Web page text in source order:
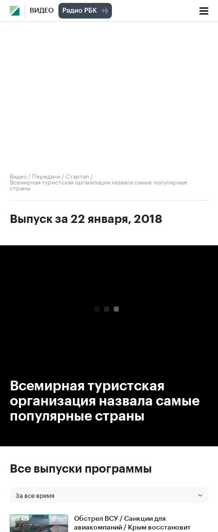
ВИДЕО
Видео / Передачи /Стартап /
Всемирная туристская организация назвала самые популярные
страны
Выпуск за 22 января, 2018
Всемирная туристская
организация назвала самые
популярные страны
Все выпуски программы
За все время
Обстрел ВСУ / Санкции для
авиакомпаний / Крым восстановит